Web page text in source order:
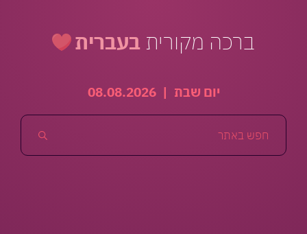
ברכה מקורית בעברית
יום שבת |
08.08.2026